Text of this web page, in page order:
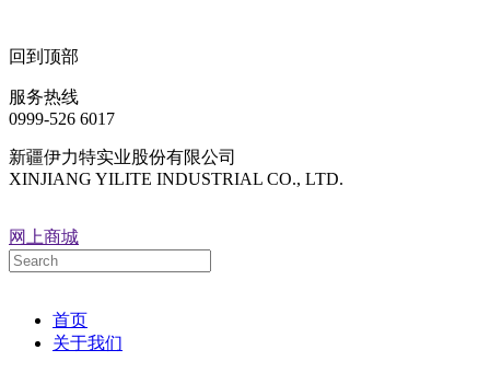
回到顶部
服务热线
0999-526 6017
新疆伊力特实业股份有限公司
XINJIANG YILITE INDUSTRIAL CO., LTD.
网上商城
首页
关于我们